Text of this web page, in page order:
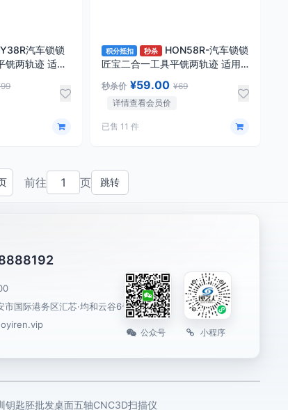
汽车锁锁
铣两轨迹 适用
积分抵扣 秒杀
HON58R-汽车锁锁
匠宝二合一工具平铣两轨迹 适用
秒杀价 ¥59.00 ¥69
详情查看会员价
已售 11 件
前往 页 跳转
市国际港务区汇芯·均和云谷6号楼
公众号 小程序
钥匙胚批发桌面五轴CNC3D扫描仪